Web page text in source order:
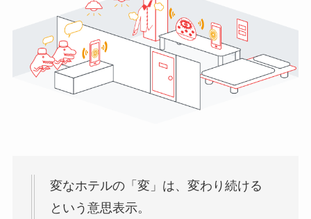
変なホテルの「変」は、変わり続ける
という意思表示。